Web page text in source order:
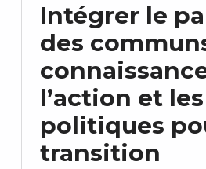
Intégrer le
des
l’action et les
politiques
transition